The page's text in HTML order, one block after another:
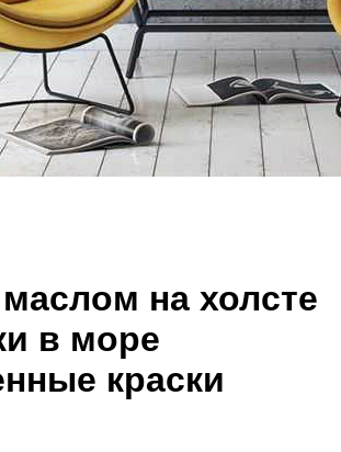
на холсте
в море
краски